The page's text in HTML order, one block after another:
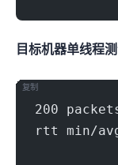
目标机器 IPERF3单线
200
rtt min/
复制